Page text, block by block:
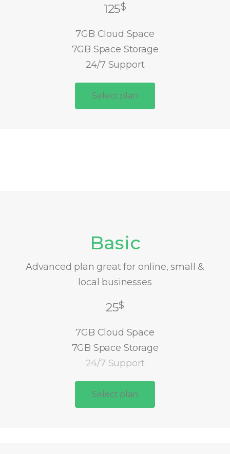
125$
7GB Cloud Space
7GB Space Storage
24/7 Support
Select plan
Basic
Advanced plan great for online, small &
local businesses
25$
7GB Cloud Space
7GB Space Storage
24/7 Support
Select plan